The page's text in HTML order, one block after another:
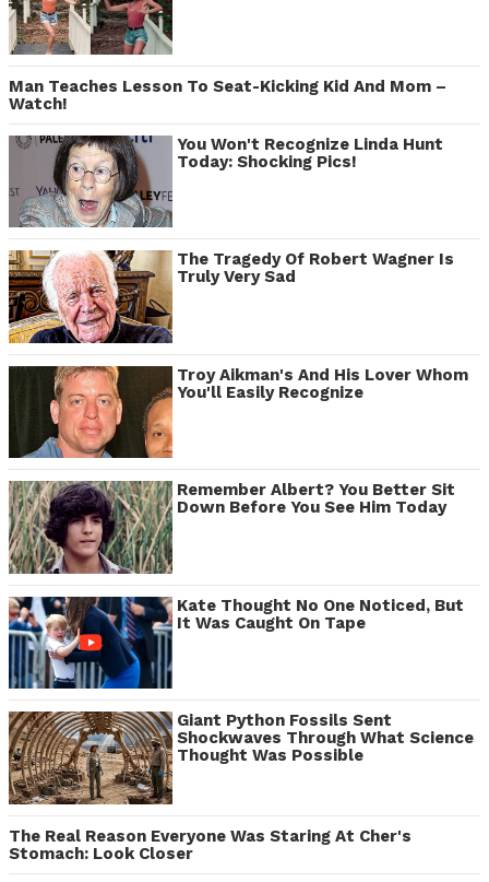
Man Teaches Lesson To Seat-Kicking Kid And Mom –
Watch!
You Won't Recognize Linda Hunt
Today: Shocking Pics!
The Tragedy Of Robert Wagner Is
Truly Very Sad
Troy Aikman's And His Lover Whom
You'll Easily Recognize
Remember Albert? You Better Sit
Down Before You See Him Today
Kate Thought No One Noticed, But
It Was Caught On Tape
Giant Python Fossils Sent
Shockwaves Through What Science
Thought Was Possible
The Real Reason Everyone Was Staring At Cher's
Stomach: Look Closer